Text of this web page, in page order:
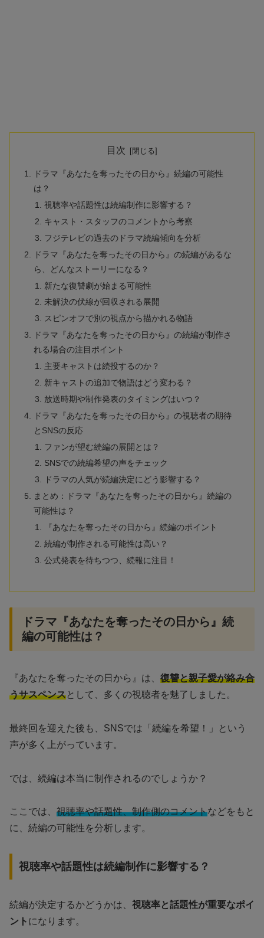
目次
ドラマ『あなたを奪ったその日から』続編の可能性
は？
視聴率や話題性は続編制作に影響する？
キャスト・スタッフのコメントから考察
フジテレビの過去のドラマ続編傾向を分析
ドラマ『あなたを奪ったその日から』の続編があるな
ら、どんなストーリーになる？
新たな復讐劇が始まる可能性
未解決の伏線が回収される展開
スピンオフで別の視点から描かれる物語
ドラマ『あなたを奪ったその日から』の続編が制作さ
れる場合の注目ポイント
主要キャストは続投するのか？
新キャストの追加で物語はどう変わる？
放送時期や制作発表のタイミングはいつ？
ドラマ『あなたを奪ったその日から』の視聴者の期待
とSNSの反応
ファンが望む続編の展開とは？
SNSでの続編希望の声をチェック
ドラマの人気が続編決定にどう影響する？
まとめ：ドラマ『あなたを奪ったその日から』続編の
可能性は？
『あなたを奪ったその日から』続編のポイント
続編が制作される可能性は高い？
公式発表を待ちつつ、続報に注目！
ドラマ『あなたを奪ったその日から』続
編の可能性は？
『あなたを奪ったその日から』は、 復讐と親子愛が絡み合
うサスペンスとして、多くの視聴者を魅了しました。
最終回を迎えた後も、SNSでは「続編を希望！」という
声が多く上がっています。
では、続編は本当に制作されるのでしょうか？
ここでは、 視聴率や話題性、制作側のコメントなどをもと
に、続編の可能性を分析します。
視聴率や話題性は続編制作に影響する？
続編が決定するかどうかは、 視聴率と話題性が重要なポイ
ント になります。